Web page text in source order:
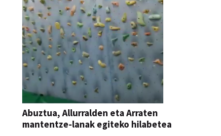
Abuztua, Allurralden eta Arraten
mantentze-lanak egiteko hilabetea